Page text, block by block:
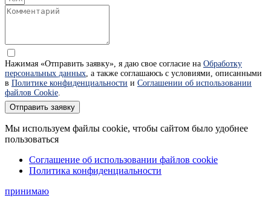
Нажимая «Отправить заявку», я даю свое согласие на Обработку
персональных данных , а также соглашаюсь с условиями, описанными
в Политике конфиденциальности и Соглашении об использовании
файлов Cookie
Отправить заявку
Мы используем файлы cookie, чтобы сайтом было удобнее
пользоваться
Соглашение об использовании файлов cookie
Политика конфиденциальности
принимаю